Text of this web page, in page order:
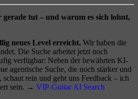
tut – und warum es sich lohnt,
neues Level erreicht. Wir haben die
Die Suche arbeitet jetzt noch
verfügbar: Neben der bewährten KI-
agentische Suche, die noch stärker und
schaut rein und gebt uns Feedback – ich
sein. → VIP-Guitar AI Search